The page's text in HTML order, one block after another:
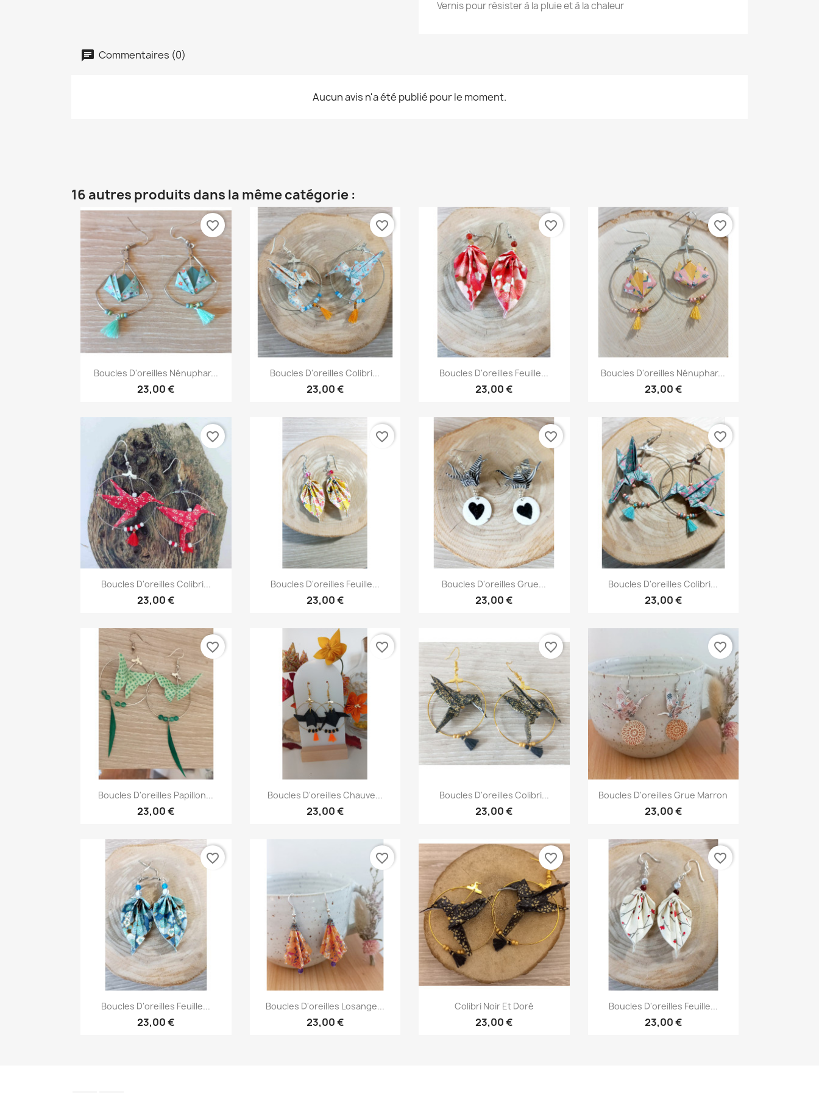
Vernis pour résister à la pluie et à la chaleur
Commentaires (0)
Aucun avis n'a été publié pour le moment.
16 autres produits dans la même catégorie :
 Aperçu rapide
Boucles D'oreilles Nénuphar...
23,00 €
favorite_border
Aperçu rapide
Boucles D'oreilles Colibri...
23,00 €
favorite_border
Aperçu rapide
Boucles D'oreilles Feuille...
23,00 €
favorite_border
 Aperçu rapide
Boucles D'oreilles Nénuphar...
23,00 €
favorite_border
Aperçu rapide
Boucles D'oreilles Colibri...
23,00 €
favorite_border
Aperçu rapide
Boucles D'oreilles Feuille...
23,00 €
favorite_border
Aperçu rapide
Boucles D'oreilles Grue...
23,00 €
favorite_border
Aperçu rapide
Boucles D'oreilles Colibri...
23,00 €
favorite_border
Aperçu rapide
Boucles D'oreilles Papillon...
23,00 €
favorite_border
Aperçu rapide
Boucles D'oreilles Chauve...
23,00 €
favorite_border
Aperçu rapide
Boucles D'oreilles Colibri...
23,00 €
favorite_border
Aperçu rapide
Boucles D'oreilles Grue Marron
23,00 €
favorite_border
Aperçu rapide
Boucles D'oreilles Feuille...
23,00 €
favorite_border
Aperçu rapide
Boucles D'oreilles Losange...
23,00 €
favorite_border
Aperçu rapide
Colibri Noir Et Doré
23,00 €
favorite_border
Aperçu rapide
Boucles D'oreilles Feuille...
23,00 €
favorite_border